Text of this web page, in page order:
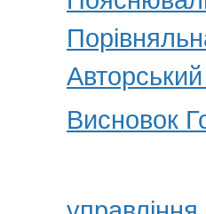
Висновок